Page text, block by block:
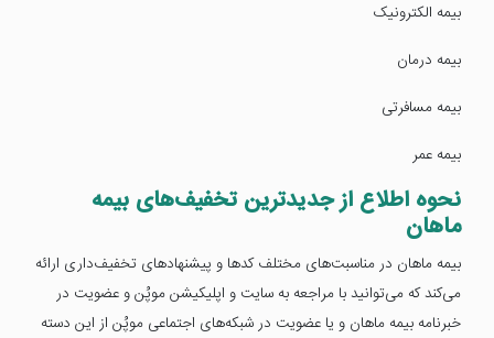
بیمه الکترونیک
بیمه درمان
بیمه مسافرتی
بیمه عمر
نحوه اطلاع از جدیدترین تخفیف‌های بیمه
ماهان
بیمه ماهان در مناسبت‌های مختلف کدها و پیشنهادهای تخفیف‌داری ارائه
می‌کند که می‌توانید با مراجعه به سایت و اپلیکیشن موپُن و عضویت در
خبرنامه بیمه ماهان و یا عضویت در شبکه‌های اجتماعی موپُن از این دسته